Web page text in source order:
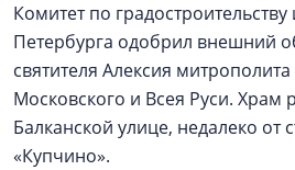
Комитет по градостроительству
Петербурга одобрил внешний
святителя Алексия
Московского и Всея Руси. Храм
Балканской улице, недалеко от
«Купчино».